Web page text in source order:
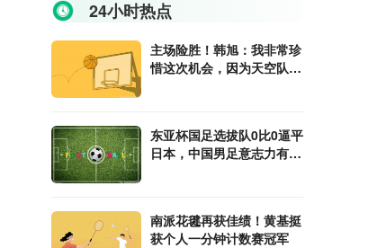
24小时热点
主场险胜！韩旭：我非常珍
惜这次机会，因为天空队是
东亚杯国足选拔队0比0逼平
日本，中国男足意志力有进
南派花毽再获佳绩！黄基挺
获个人一分钟计数赛冠军